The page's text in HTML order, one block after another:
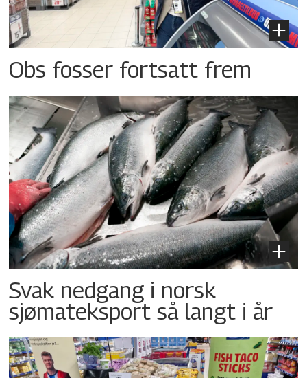
Obs fosser fortsatt frem
Svak nedgang i norsk
sjømateksport så langt i år